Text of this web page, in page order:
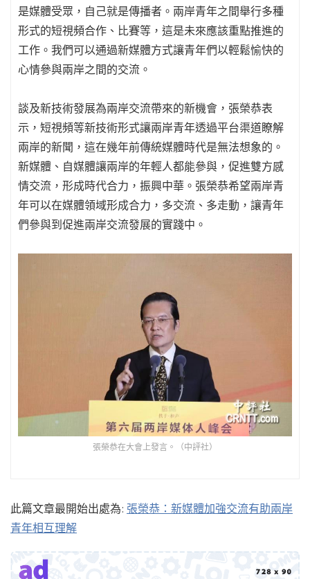
是媒體受眾，自己就是傳播者。兩岸青年之間舉行多種
形式的短視頻合作、比賽等，這是未來應該重點推進的
工作。我們可以通過新媒體方式讓青年們以輕鬆愉快的
心情參與兩岸之間的交流。
談及新技術發展為兩岸交流帶來的新機會，張榮恭表
示，短視頻等新技術形式讓兩岸青年透過平台渠道瞭解
兩岸的新聞，這在幾年前傳統媒體時代是無法想象的。
新媒體、自媒體讓兩岸的年輕人都能參與，促進雙方感
情交流，形成時代合力，振興中華。張榮恭希望兩岸青
年可以在媒體領域形成合力，多交流、多走動，讓青年
們參與到促進兩岸交流發展的實踐中。
張榮恭在大會上發言。（中評社）
此篇文章最開始出處為: 張榮恭：新媒體加強交流有助兩岸
青年相互理解